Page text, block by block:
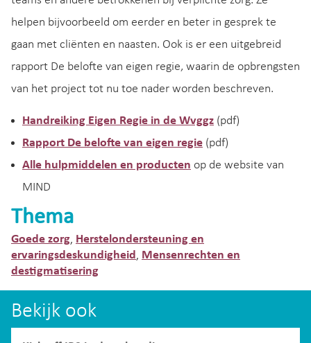
helpen bijvoorbeeld om eerder en beter in gesprek te
gaan met cliënten en naasten. Ook is er een uitgebreid
rapport De belofte van eigen regie, waarin de opbrengsten
van het project tot nu toe nader worden beschreven.
Handreiking Eigen Regie in de Wvggz (pdf)
Rapport De belofte van eigen regie (pdf)
Alle hulpmiddelen en producten op de website van
MIND
Thema
Goede zorg, Herstelondersteuning en
ervaringsdeskundigheid, Mensenrechten en
destigmatisering
Bekijk ook